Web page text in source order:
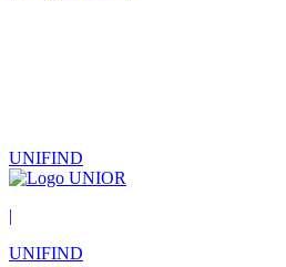
UNIFIND
|
UNIFIND